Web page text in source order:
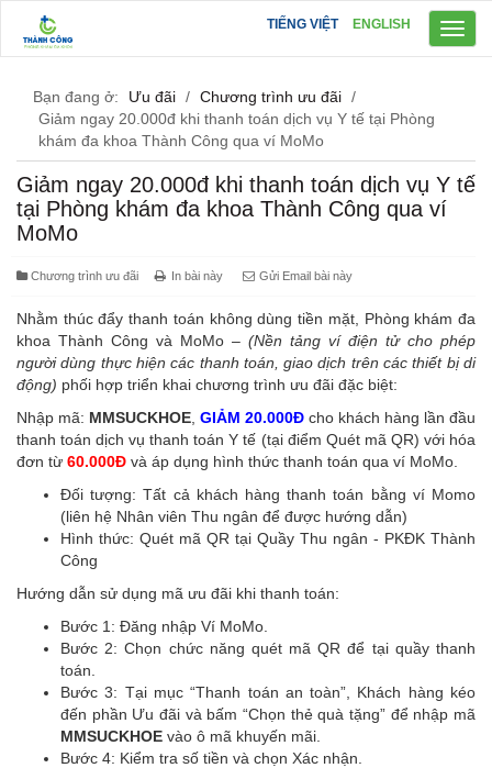
TIẾNG VIỆT ENGLISH
Bạn đang ở: Ưu đãi / Chương trình ưu đãi /
Giảm ngay 20.000đ khi thanh toán dịch vụ Y tế tại Phòng
khám đa khoa Thành Công qua ví MoMo
Giảm ngay 20.000đ khi thanh toán dịch vụ Y tế
tại Phòng khám đa khoa Thành Công qua ví
MoMo
Chương trình ưu đãi In bài này Gửi Email bài này
Nhằm thúc đẩy thanh toán không dùng tiền mặt, Phòng khám đa
khoa Thành Công và MoMo – (Nền tảng ví điện tử cho phép
người dùng thực hiện các thanh toán, giao dịch trên các thiết bị di
động) phối hợp triển khai chương trình ưu đãi đặc biệt:
Nhập mã: MMSUCKHOE GIẢM 20.000Đ cho khách hàng lần đầu
thanh toán dịch vụ thanh toán Y tế (tại điểm Quét mã QR) với hóa
đơn từ 60.000Đ và áp dụng hình thức thanh toán qua ví MoMo.
Đối tượng: Tất cả khách hàng thanh toán bằng ví Momo
(liên hệ Nhân viên Thu ngân để được hướng dẫn)
Hình thức: Quét mã QR tại Quầy Thu ngân - PKĐK Thành
Công
Hướng dẫn sử dụng mã ưu đãi khi thanh toán:
Bước 1: Đăng nhập Ví MoMo.
Bước 2: Chọn chức năng quét mã QR để tại quầy thanh
toán.
Bước 3: Tại mục “Thanh toán an toàn”, Khách hàng kéo
đến phần Ưu đãi và bấm “Chọn thẻ quà tặng” để nhập mã
MMSUCKHOE vào ô mã khuyến mãi.
Bước 4: Kiểm tra số tiền và chọn Xác nhận.